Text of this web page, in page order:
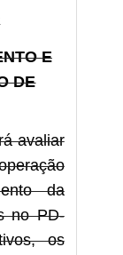
E
DE
avaliar
da
no PD-
os